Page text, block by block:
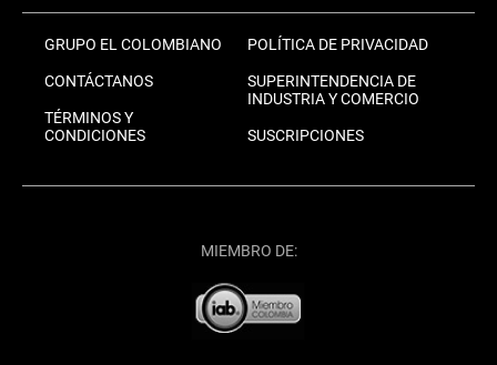
GRUPO EL COLOMBIANO
CONTÁCTANOS
TÉRMINOS Y
CONDICIONES
POLÍTICA DE PRIVACIDAD
SUPERINTENDENCIA DE
INDUSTRIA Y COMERCIO
SUSCRIPCIONES
MIEMBRO DE: